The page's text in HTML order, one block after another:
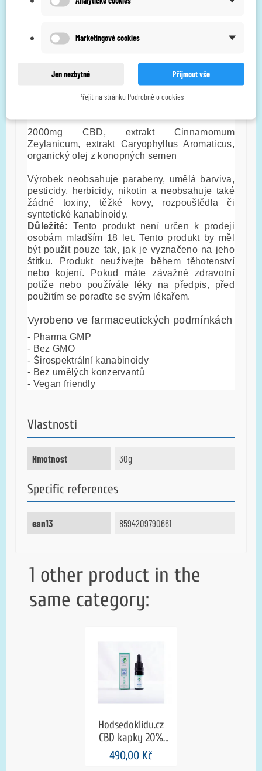
Užívejte nejméně 30 minut před jídlem.
5-10 kapek/den. 1 kapka obsahuje přibližně
Nepřekračujte doporučenou denní dávku.
Balení obsahuje přibližně 308 kapek.
2000mg CBD, extrakt Cinnamomum
Zeylanicum, extrakt Caryophyllus Aromaticus,
organický olej z konopných semen
Výrobek neobsahuje parabeny, umělá barviva,
pesticidy, herbicidy, nikotin a neobsahuje také
žádné toxiny, těžké kovy, rozpouštědla či
syntetické kanabinoidy.
Důležité: Tento produkt není určen k prodeji
osobám mladším 18 let. Tento produkt by měl
být použit pouze tak, jak je vyznačeno na jeho
štítku. Produkt neužívejte během těhotenství
nebo kojení. Pokud máte závažné zdravotní
potíže nebo používáte léky na předpis, před
použitím se poraďte se svým lékařem.
Vyrobeno ve farmaceutických podmínkách
- Pharma GMP
- Bez GMO
- Širospektrální kanabinoidy
- Bez umělých konzervantů
- Vegan friendly
Vlastnosti
Hmotnost 30g
Specific references
ean13 8594209790661
1 other product in the
same category:
Hodsedoklidu.cz
CBD kapky 20%
máta v konopném
oleji natural (0,0
490,00 Kč
Marketingové cookies
Jen nezbytné Přijmout vše
Přejít na stránku Podrobně o cookies